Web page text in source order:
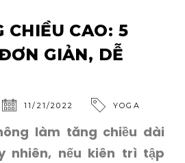
CHIỀU CAO: 5
GIẢN, DỄ
11/21/2022 YOGA
làm tăng chiều dài
nhiên, nếu kiên trì tập